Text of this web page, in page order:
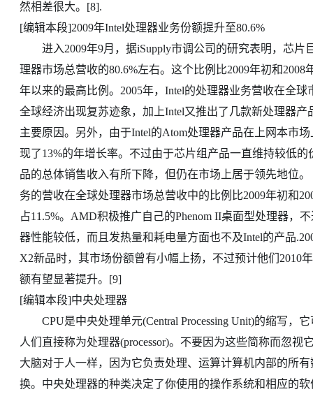
然相差很大。[8].
[编辑本段]2009年Intel处理器业务份额提升至80.6%
进入2009年9月，据iSupply市调公司的研究表明，芯片
理器市场总营收的80.6%左右。这个比例比2009年初和
年以来的最高比例。2005年，Intel的处理器业务营收在
全球经济出现复苏迹象，加上Intel又推出了几款新处理器
主要原因。另外，由于Intel的Atom处理器产品在上网本市
现了13%的年增长率。不过由于芯片组产品一直维持较低
品的总体销售收入有所下降，但仍在市场上居于领先地
务的营收在全球处理器市场总营收中的比例比2009年初和
占11.5%。AMD积极推广自己的Phenom II桌面型处理器，
器性能较低，而且发热量和耗电量方面也不及Intel的产品
X2新品时，其市场份额曾有小幅上扬，不过预计他们2010
额有望显著提升。[9]
[编辑本段]中央处理器
CPU是中央处理单元(Central Processing Unit)的缩写，
人们直接称为处理器(processor)。不要因为这些简称而忽
大脑对于人一样，因为它负责处理、运算计算机内部的所
换。中央处理器的种类决定了你使用的操作系统和相应的